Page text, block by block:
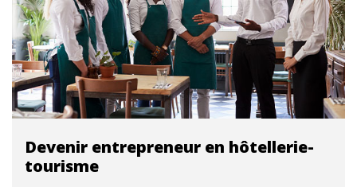
Devenir entrepreneur en hôtellerie-
tourisme